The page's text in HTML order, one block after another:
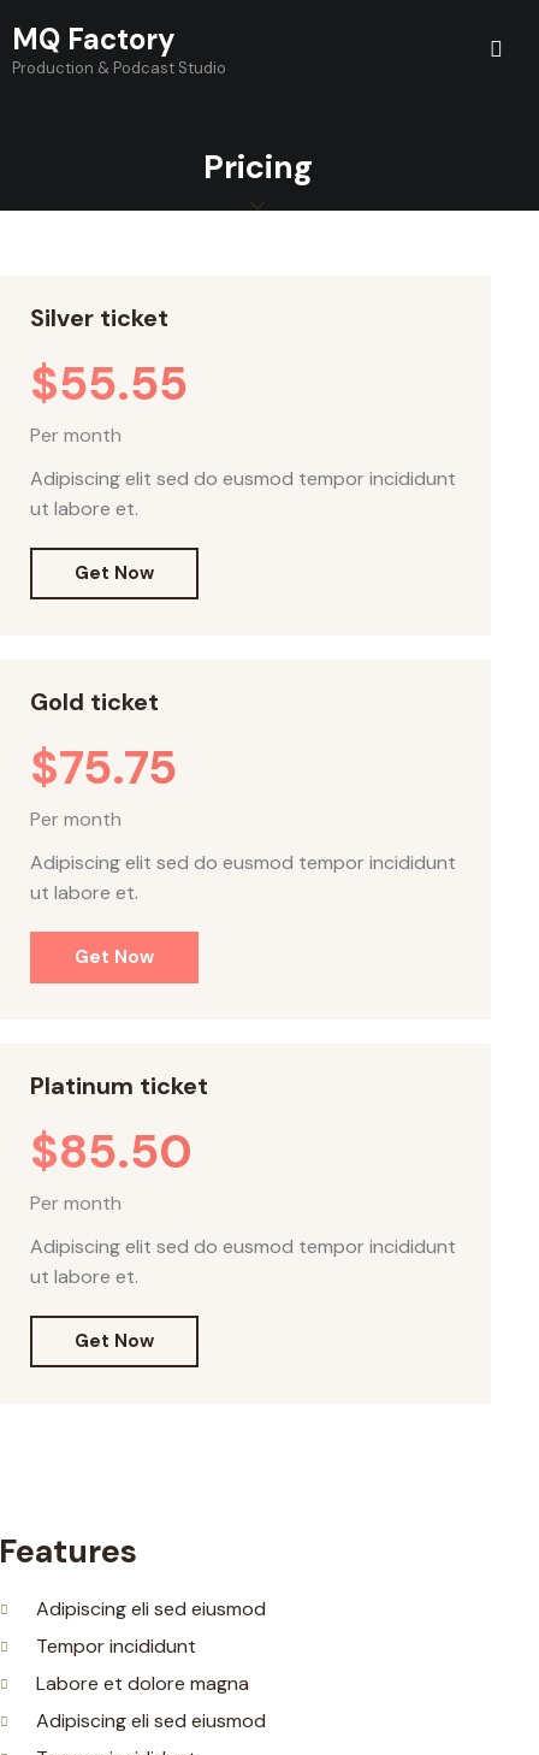
MQ Factory
Production & Podcast Studio
Pricing
Silver ticket
$55.55
Per month
Adipiscing elit sed do eusmod tempor incididunt
ut labore et.
Get Now
Gold ticket
$75.75
Per month
Adipiscing elit sed do eusmod tempor incididunt
ut labore et.
Get Now
Platinum ticket
$85.50
Per month
Adipiscing elit sed do eusmod tempor incididunt
ut labore et.
Get Now
Features
Adipiscing eli sed eiusmod
Tempor incididunt
Labore et dolore magna
Adipiscing eli sed eiusmod